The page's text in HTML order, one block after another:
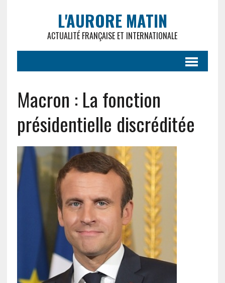
L'AURORE MATIN
ACTUALITÉ FRANÇAISE ET INTERNATIONALE
Macron : La fonction
présidentielle discréditée